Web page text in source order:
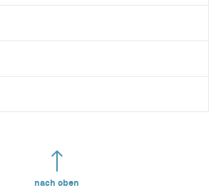
nach oben